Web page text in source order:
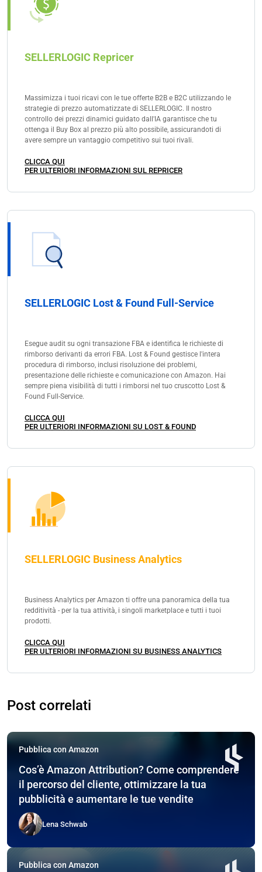
SELLERLOGIC Repricer
Massimizza i tuoi ricavi con le tue offerte B2B e B2C utilizzando le
strategie di prezzo automatizzate di SELLERLOGIC. Il nostro
controllo dei prezzi dinamici guidato dall'IA garantisce che tu
ottenga il Buy Box al prezzo più alto possibile, assicurandoti di
avere sempre un vantaggio competitivo sui tuoi rivali.
CLICCA QUI
PER ULTERIORI INFORMAZIONI SUL REPRICER
SELLERLOGIC Lost & Found Full-Service
Esegue audit su ogni transazione FBA e identifica le richieste di
rimborso derivanti da errori FBA. Lost & Found gestisce l'intera
procedura di rimborso, inclusi risoluzione dei problemi,
presentazione delle richieste e comunicazione con Amazon. Hai
sempre piena visibilità di tutti i rimborsi nel tuo cruscotto Lost &
Found Full-Service.
CLICCA QUI
PER ULTERIORI INFORMAZIONI SU LOST & FOUND
SELLERLOGIC Business Analytics
Business Analytics per Amazon ti offre una panoramica della tua
redditività - per la tua attività, i singoli marketplace e tutti i tuoi
prodotti.
CLICCA QUI
PER ULTERIORI INFORMAZIONI SU BUSINESS ANALYTICS
Post correlati
Pubblica con Amazon
Cos’è Amazon Attribution? Come comprendere
il percorso del cliente, ottimizzare la tua
pubblicità e aumentare le tue vendite
Lena Schwab
Pubblica con Amazon